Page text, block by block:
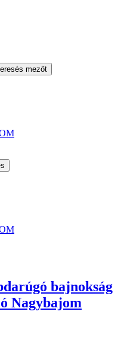
mezőt
bajnokság
Nagybajom